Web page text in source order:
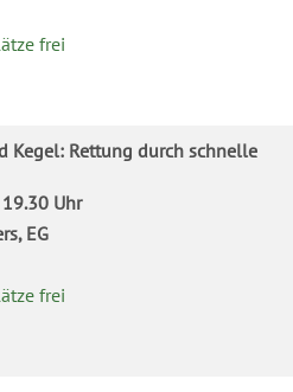
frei
Kegel: Rettung durch schnelle
Uhr
EG
frei